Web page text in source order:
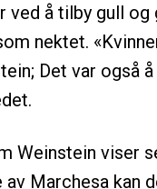
ved å tilby gull
nektet.
Det var også
Weinstein viser
Marchesa kan